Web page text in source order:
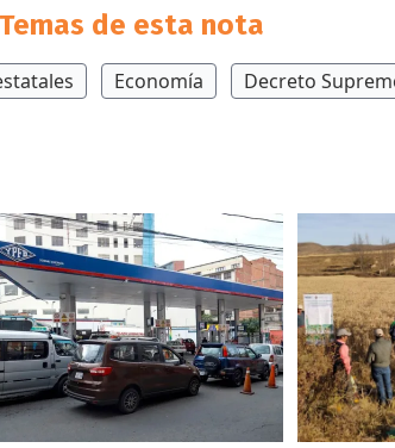
Temas de esta nota
Economía Decreto